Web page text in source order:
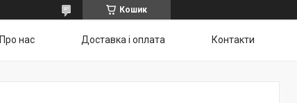
Кошик
Про нас Доставка і оплата Контакти